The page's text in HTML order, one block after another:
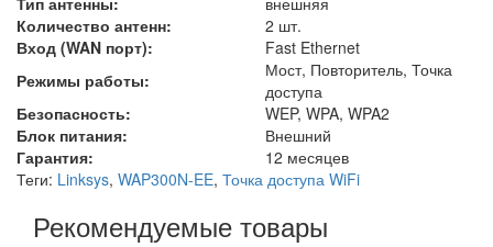
Количество антенн:
2 шт.
Вход (WAN порт):
Fast Ethernet
Режимы работы:
Мост, Повторитель, Точка
доступа
Безопасность:
WEP, WPA, WPA2
Блок питания:
Внешний
Гарантия:
12 месяцев
Теги: Linksys, WAP300N-EE, Точка доступа WiFi
Рекомендуемые товары